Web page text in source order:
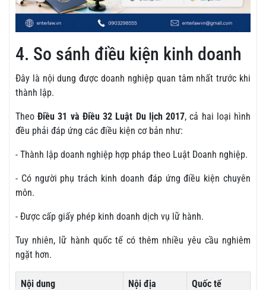
4. So sánh điều kiện kinh doanh
Đây là nội dung được doanh nghiệp quan tâm nhất trước khi
thành lập.
TheoĐiều 31 và Điều 32 Luật Du lịch 2017, cả hai loại hình
đều phải đáp ứng các điều kiện cơ bản như:
- Thành lập doanh nghiệp hợp pháp theo Luật Doanh nghiệp.
- Có người phụ trách kinh doanh đáp ứng điều kiện chuyên
môn.
- Được cấp giấy phép kinh doanh dịch vụ lữ hành.
Tuy nhiên, lữ hành quốc tế có thêm nhiều yêu cầu nghiêm
ngặt hơn.
Nội dung Nội địa Quốc tế